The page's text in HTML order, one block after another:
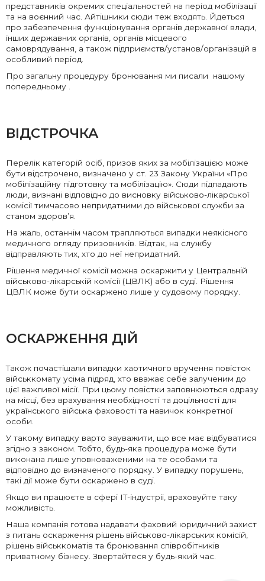
представників окремих спеціальностей на період мобілізації
та на воєнний час. Айтішники сюди теж входять. Йдеться
про забезпечення функціонування органів державної влади,
інших державних органів, органів місцевого
самоврядування, а також підприємств/установ/організацій в
особливий період.
Про загальну процедуру бронювання ми писали нашому
попередньому .
ВІДСТРОЧКА
Перелік категорій осіб, призов яких за мобілізацією може
бути відстрочено, визначено у ст. 23 Закону України «Про
мобілізаційну підготовку та мобілізацію». Сюди підпадають
люди, визнані відповідно до висновку військово-лікарської
комісії тимчасово непридатними до військової служби за
станом здоров’я.
На жаль, останнім часом трапляються випадки неякісного
медичного огляду призовників. Відтак, на службу
відправляють тих, хто до неї непридатний.
Рішення медичної комісії можна оскаржити у Центральній
військово-лікарській комісії (ЦВЛК) або в суді. Рішення
ЦВЛК може бути оскаржено лише у судовому порядку.
ОСКАРЖЕННЯ ДІЙ
Також почастішали випадки хаотичного вручення повісток
військкомату усіма підряд, хто вважає себе залученим до
цієї важливої місії. При цьому повістки заповнюються одразу
на місці, без врахування необхідності та доцільності для
українського війська фаховості та навичок конкретної
особи.
У такому випадку варто зауважити, що все має відбуватися
згідно з законом. Тобто, будь-яка процедура може бути
виконана лише уповноваженими на те особами та
відповідно до визначеного порядку. У випадку порушень,
такі дії може бути оскаржено в суді.
Якщо ви працюєте в сфері ІТ-індустрії, враховуйте таку
можливість.
Наша компанія готова надавати фаховий юридичний захист
з питань оскарження рішень військово-лікарських комісій,
рішень військкоматів та бронювання співробітників
приватному бізнесу. Звертайтеся у будь-який час.